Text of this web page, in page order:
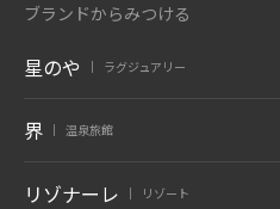
ブランドからみつける
星のや ラグジュアリー
界 温泉旅館
リゾナーレ リゾート